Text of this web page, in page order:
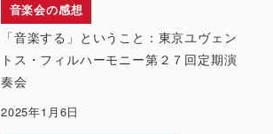
音楽会の感想
「音楽する」ということ：東京ユヴェン
トス・フィルハーモニー第２７回定期演
奏会
2025年1月6日